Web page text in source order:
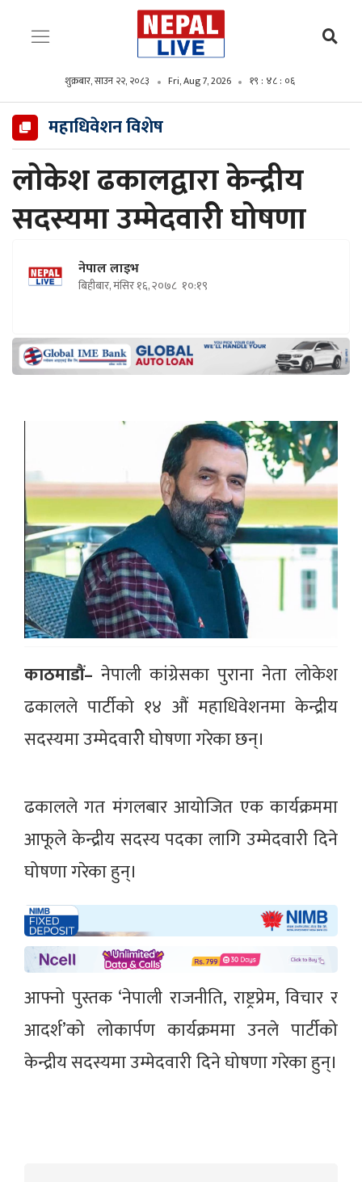
शुक्रबार, साउन २२, २०८३ Fri, Aug 7, 2026 १९ : ४८ : ०८
महाधिवेशन विशेष
लोकेश ढकालद्वारा केन्द्रीय
सदस्यमा उम्मेदवारीे घोषणा
नेपाल लाइभ
बिहीबार, मंसिर १६, २०७८ १०:१९
काठमाडौं– नेपाली कांग्रेसका पुराना नेता लोकेश
ढकालले पार्टीको १४ औं महाधिवेशनमा केन्द्रीय
सदस्यमा उम्मेदवारीे घोषणा गरेका छन्।
ढकालले गत मंगलबार आयोजित एक कार्यक्रममा
आफूले केन्द्रीय सदस्य पदका लागि उम्मेदवारी दिने
घोषणा गरेका हुन्।
आफ्नो पुस्तक ‘नेपाली राजनीति, राष्ट्रप्रेम, विचार र
आदर्श’को लोकार्पण कार्यक्रममा उनले पार्टीको
केन्द्रीय सदस्यमा उम्मेदवारी दिने घोषणा गरेका हुन्।